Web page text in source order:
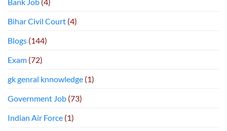
Bihar Civil Court (4)
Blogs (144)
Exam (72)
gk genral knnowledge (1)
Government Job (73)
Indian Air Force (1)